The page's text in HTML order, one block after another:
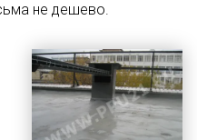
не дешево.